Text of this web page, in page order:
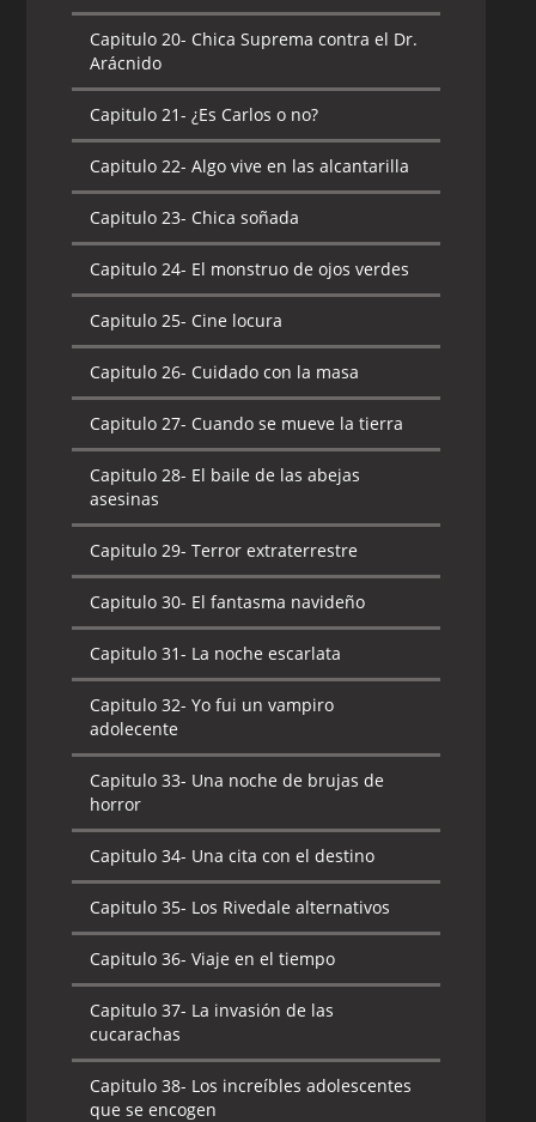
Capitulo 20- Chica Suprema contra el Dr.
Arácnido
Capitulo 21- ¿Es Carlos o no?
Capitulo 22- Algo vive en las alcantarilla
Capitulo 23- Chica soñada
Capitulo 24- El monstruo de ojos verdes
Capitulo 25- Cine locura
Capitulo 26- Cuidado con la masa
Capitulo 27- Cuando se mueve la tierra
Capitulo 28- El baile de las abejas
asesinas
Capitulo 29- Terror extraterrestre
Capitulo 30- El fantasma navideño
Capitulo 31- La noche escarlata
Capitulo 32- Yo fui un vampiro
adolecente
Capitulo 33- Una noche de brujas de
horror
Capitulo 34- Una cita con el destino
Capitulo 35- Los Rivedale alternativos
Capitulo 36- Viaje en el tiempo
Capitulo 37- La invasión de las
cucarachas
Capitulo 38- Los increíbles adolescentes
que se encogen